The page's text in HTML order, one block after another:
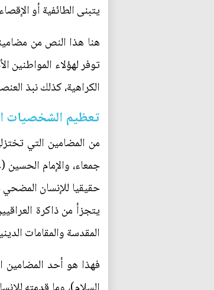
يتبنى الطائفية أو
هنا هذا النص من
توفر لهؤلاء
الكراهية، كذلك نبذ
تعظيم الشخصيات
من المضامين التي
جمعاء، والإمام
حقيقيا للإنسان
يتجزأ من ذاكرة
المقدسة والمقامات
فهذا هو أحد المضامين